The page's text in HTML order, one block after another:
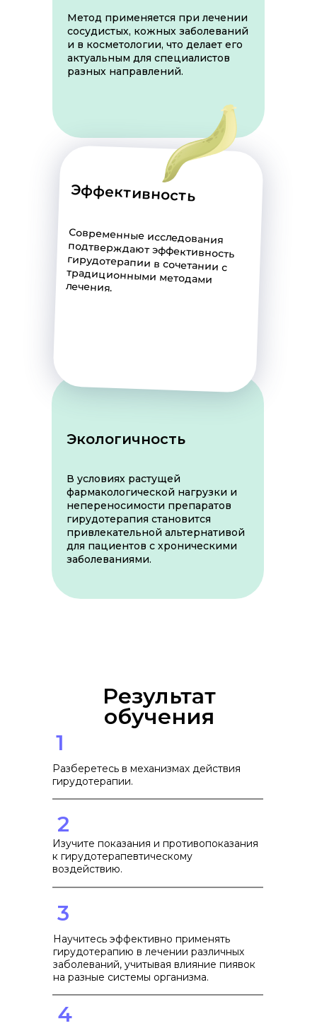
Эффективность
Метод применяется при лечении
сосудистых, кожных заболеваний
и в косметологии, что делает его
актуальным для специалистов
разных направлений.
Современные исследования
подтверждают эффективность
гирудотерапии в сочетании с
традиционными методами
лечения.
Экологичность
В условиях растущей
фармакологической нагрузки и
непереносимости препаратов
гирудотерапия становится
привлекательной альтернативой
для пациентов с хроническими
заболеваниями.
Разберетесь в механизмах действия
гирудотерапии.
1
Изучите показания и противопоказания
к гирудотерапевтическому
воздействию.
2
Научитесь эффективно применять
гирудотерапию в лечении различных
заболеваний, учитывая влияние пиявок
на разные системы организма.
3
4
Результат
обучения